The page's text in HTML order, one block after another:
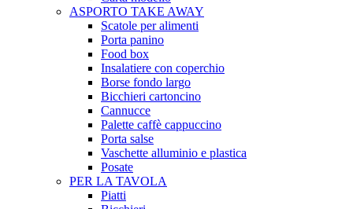
ASPORTO TAKE AWAY
Scatole per alimenti
Porta panino
Food box
Insalatiere con coperchio
Borse fondo largo
Bicchieri cartoncino
Cannucce
Palette caffè cappuccino
Porta salse
Vaschette alluminio e plastica
Posate
PER LA TAVOLA
Piatti